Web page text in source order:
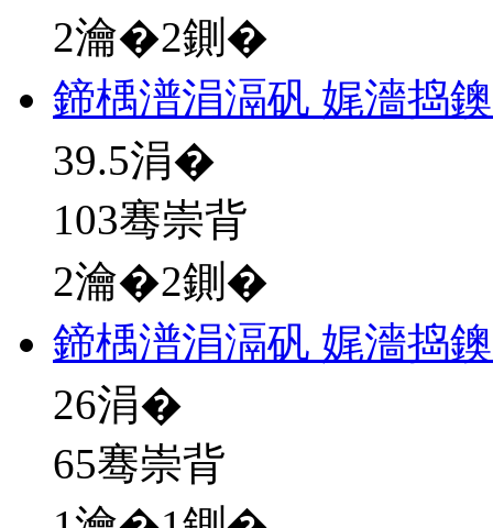
2瀹�2鍘�
鍗楀潽涓滆矾 娓濇捣
39.5涓�
103骞崇背
2瀹�2鍘�
鍗楀潽涓滆矾 娓濇捣
26涓�
65骞崇背